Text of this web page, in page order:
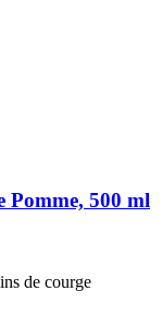
Pomme, 500 ml
de courge